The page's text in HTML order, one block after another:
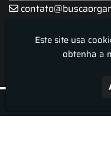
Roda do Chopp -
Este site usa
obtenha a